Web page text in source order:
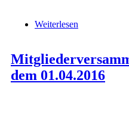
Weiterlesen
dem 01.04.2016